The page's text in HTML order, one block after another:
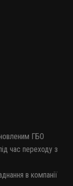
ГБО
час переходу з
в компанії